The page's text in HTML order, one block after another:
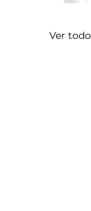
Ver todo